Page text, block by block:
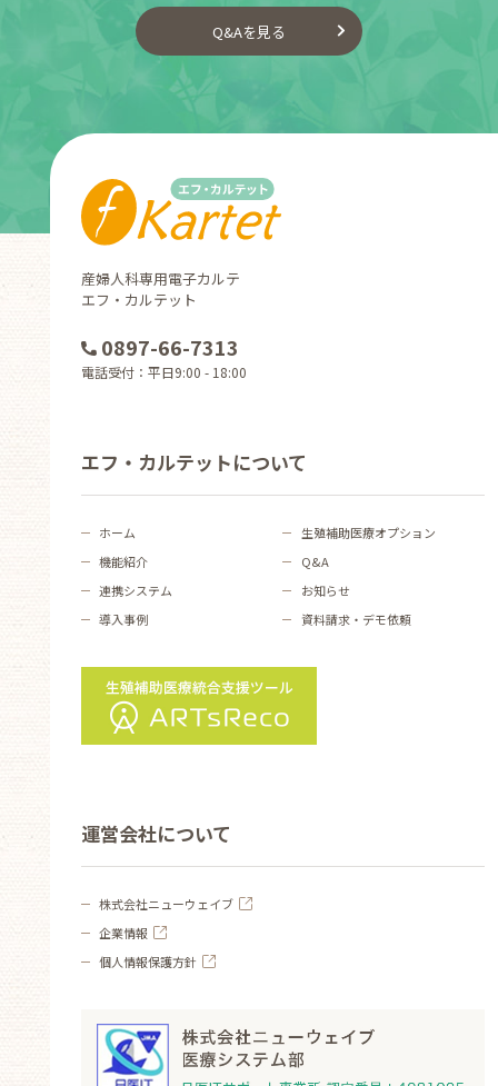
Q&Aを見る
産婦人科専用電子カルテ
エフ・カルテット
0897-66-7313
電話受付：平日9:00 - 18:00
エフ・カルテットについて
ホーム
機能紹介
連携システム
導入事例
生殖補助医療オプション
Q&A
お知らせ
資料請求・デモ依頼
運営会社について
株式会社ニューウェイブ
企業情報
個人情報保護方針